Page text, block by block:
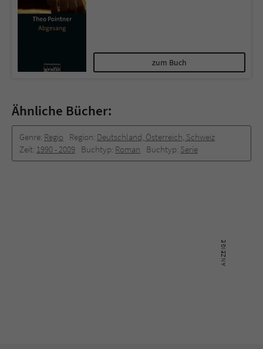
zum Buch
Ähnliche Bücher:
Genre: Regio Region: Deutschland, Österreich, Schweiz
Zeit: 1990 -­ 2009 Buchtyp: Roman Buchtyp: Serie